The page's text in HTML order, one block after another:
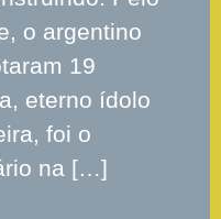
o argentino
19
eterno ídolo
foi o
na […]